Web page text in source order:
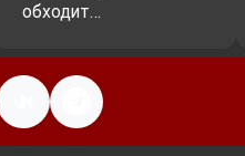
обходит…